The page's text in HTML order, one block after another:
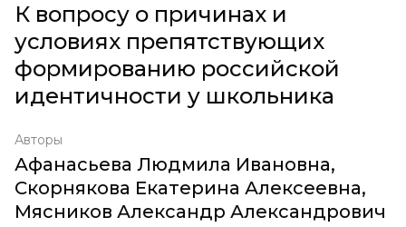
К вопросу о причинах и
условиях препятствующих
формированию российской
идентичности у школьника
Авторы
Афанасьева Людмила Ивановна,
Скорнякова Екатерина Алексеевна,
Мясников Александр Александрович